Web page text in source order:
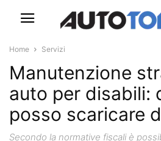
Home Servizi
Manutenzione
auto per disabili:
posso scaricare
Secondo la normative fiscali è